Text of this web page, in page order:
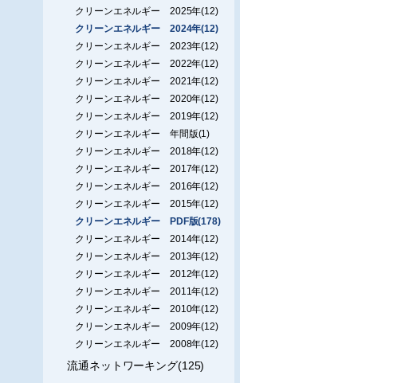
クリーンエネルギー 2025年(12)
クリーンエネルギー 2024年(12)
クリーンエネルギー 2023年(12)
クリーンエネルギー 2022年(12)
クリーンエネルギー 2021年(12)
クリーンエネルギー 2020年(12)
クリーンエネルギー 2019年(12)
クリーンエネルギー 年間版(1)
クリーンエネルギー 2018年(12)
クリーンエネルギー 2017年(12)
クリーンエネルギー 2016年(12)
クリーンエネルギー 2015年(12)
クリーンエネルギー PDF版(178)
クリーンエネルギー 2014年(12)
クリーンエネルギー 2013年(12)
クリーンエネルギー 2012年(12)
クリーンエネルギー 2011年(12)
クリーンエネルギー 2010年(12)
クリーンエネルギー 2009年(12)
クリーンエネルギー 2008年(12)
流通ネットワーキング(125)